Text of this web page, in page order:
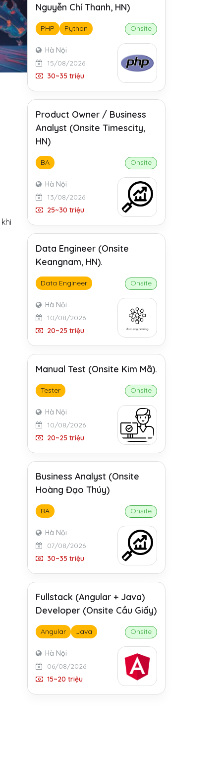
Nguyễn Chí Thanh, HN)
PHP Python Onsite
Hà Nội
15/08/2026
30~35 triệu
Product Owner / Business
Analyst (Onsite Timescity,
HN)
BA Onsite
Hà Nội
13/08/2026
25~30 triệu
Data Engineer (Onsite
Keangnam, HN).
Data Engineer Onsite
Hà Nội
10/08/2026
20~25 triệu
Manual Test (Onsite Kim Mã).
Tester Onsite
Hà Nội
10/08/2026
20~25 triệu
Business Analyst (Onsite
Hoàng Đạo Thúy)
BA Onsite
Hà Nội
07/08/2026
30~35 triệu
Fullstack (Angular + Java)
Developer (Onsite Cầu Giấy)
Angular Java Onsite
Hà Nội
06/08/2026
15~20 triệu